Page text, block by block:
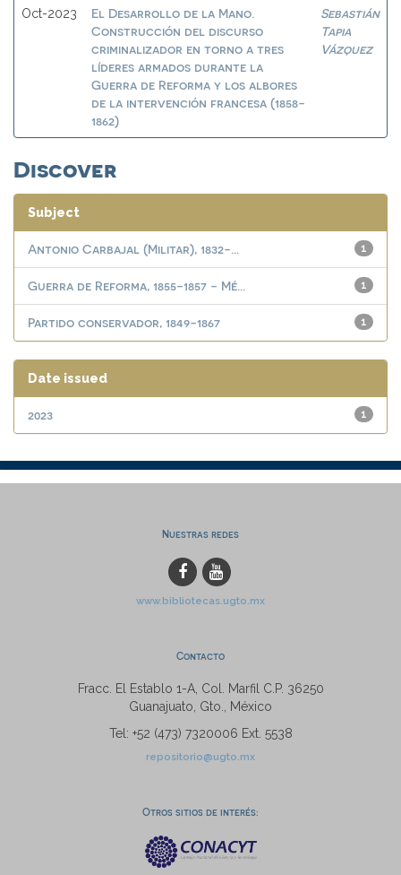
Oct-2023
El Desarrollo de la Mano.
Construcción del discurso
criminalizador en torno a tres
líderes armados durante la
Guerra de Reforma y los albores
de la intervención francesa (1858-
1862)
Sebastián
Tapia
Vázquez
Discover
Subject
1
Antonio Carbajal (Militar), 1832-...
1
Guerra de Reforma, 1855-1857 - Mé...
1
Partido conservador, 1849-1867
Date issued
1
2023
Nuestras redes
www.bibliotecas.ugto.mx
Contacto
Fracc. El Establo 1-A, Col. Marfil C.P. 36250
Guanajuato, Gto., México
Tel: +52 (473) 7320006 Ext. 5538
repositorio@ugto.mx
Otros sitios de interés: